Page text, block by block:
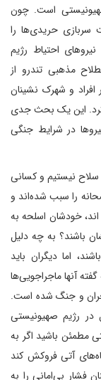
است. چون
سربازی حریدی‌ها را
احتیاط رژیم
مذهبی تندرو از
و شهرک نشینان
کرد. این یک بحث جدی
در شرایط جنگی
سلاح نیستیم و کسانی
را سبب شده‌اند و
خودشان اسلحه به
باشند؟ به چه دلیل
اما دیگران باید
آنها ماجراجویی‌ها
و جنگ شده است.
در رژیم صهیونیستی
مطمئن باشید اگر به
آتی فروکش کند
فشار بی‌امانی را به